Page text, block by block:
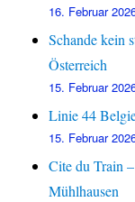
16. Februar
Schande kein
Österreich
15. Februar
Linie 44
15. Februar
Cite du Train
Mühlhausen